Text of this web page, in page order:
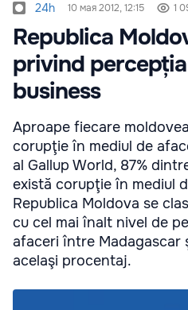
24h 10 мая 2012, 12:15 1
Republica
privind
business
Aproape fiecare
corupţie în mediul de
al Gallup World, 87%
există corupţie în mediul
Republica Moldova se
cu cel mai înalt nivel de
afaceri între Madagascar
acelaşi procentaj.